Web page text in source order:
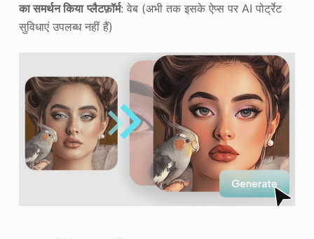
का समर्थन किया प्लैटफ़ॉर्म: वेब (अभी तक इसके ऐप्स पर AI पोर्ट्रेट
सुविधाएं उपलब्ध नहीं हैं)